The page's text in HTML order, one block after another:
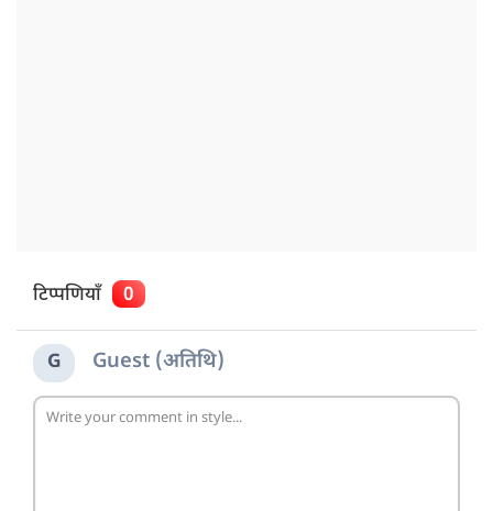
टिप्पणियाँ 0
G Guest (अतिथि)